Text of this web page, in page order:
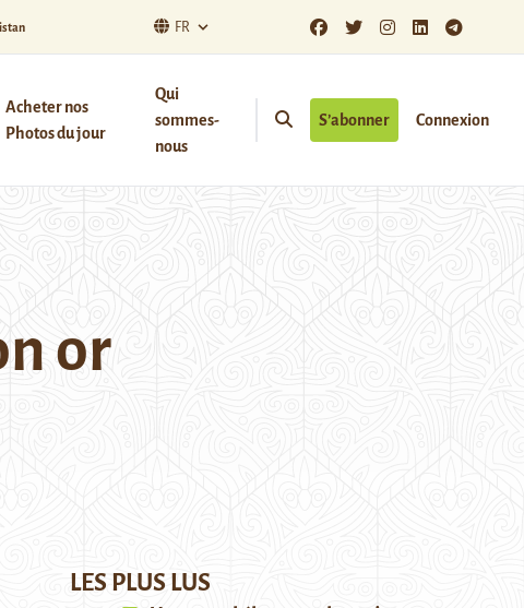
FR
Acheter nos
Photos du jour
Qui
sommes-
nous
S’abonner Connexion
or
LES PLUS LUS